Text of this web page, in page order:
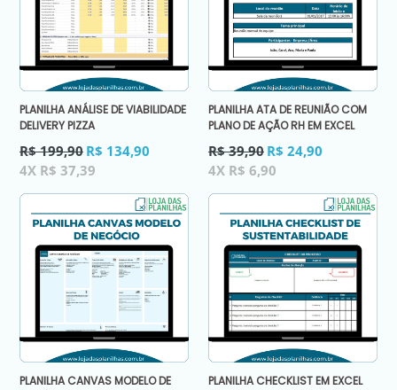
PLANILHA ANÁLISE DE VIABILIDADE
DELIVERY PIZZA
Preço
normal
R$ 199,90 R$ 134,90
4X R$ 37,39
PLANILHA ATA DE REUNIÃO COM
PLANO DE AÇÃO RH EM EXCEL
Preço
normal
R$ 39,90 R$ 24,90
4X R$ 6,90
PLANILHA CANVAS MODELO DE
PLANILHA CHECKLIST EM EXCEL